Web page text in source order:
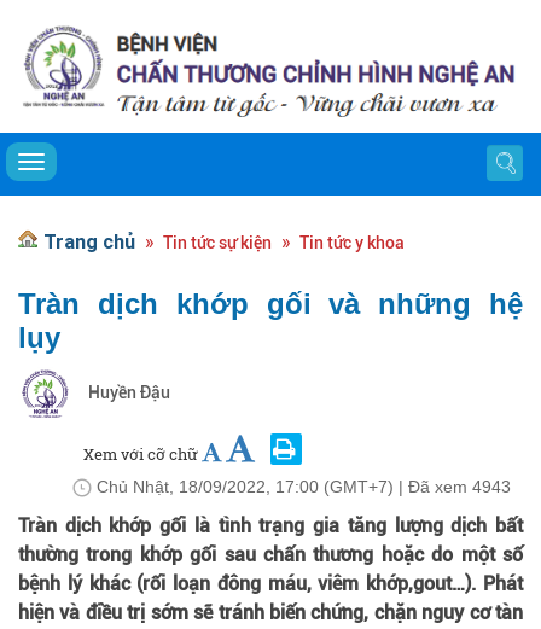
Toggle navigation
Trang chủ Tin tức sự kiện Tin tức y khoa
Tràn dịch khớp gối và những hệ
lụy
Huyền Đậu
Xem với cỡ chữ
Chủ Nhật, 18/09/2022, 17:00 (GMT+7) | Đã xem 4943
Tràn dịch khớp gối là tình trạng gia tăng lượng dịch bất
thường trong khớp gối sau chấn thương hoặc do một số
bệnh lý khác (rối loạn đông máu, viêm khớp,gout…). Phát
hiện và điều trị sớm sẽ tránh biến chứng, chặn nguy cơ tàn